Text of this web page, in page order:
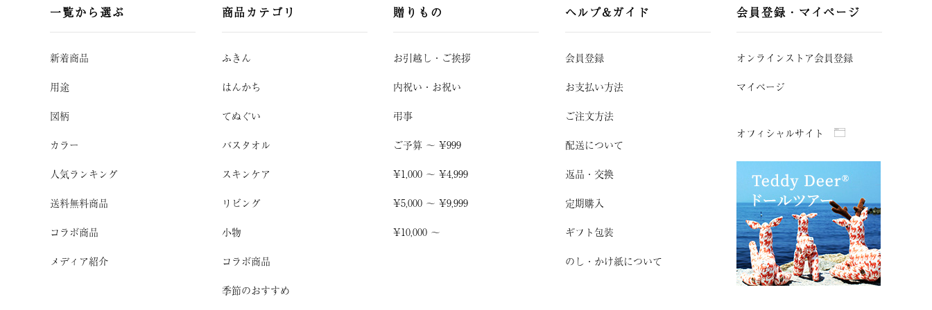
一覧から選ぶ
新着商品
用途
図柄
カラー
人気ランキング
送料無料商品
コラボ商品
メディア紹介
商品カテゴリ
ふきん
はんかち
てぬぐい
バスタオル
スキンケア
リビング
小物
コラボ商品
季節のおすすめ
贈りもの
お引越し ・ ご挨拶
内祝い・お祝い
弔事
ご予算 〜 ¥999
¥1,000 〜 ¥4,999
¥5,000 〜 ¥9,999
¥10,000 〜
ヘルプ&ガイド
会員登録
お支払い方法
ご注文方法
配送について
返品・交換
定期購入
ギフト包装
のし・かけ紙について
会員登録・マイページ
オンラインストア会員登録
マイページ
オフィシャルサイト